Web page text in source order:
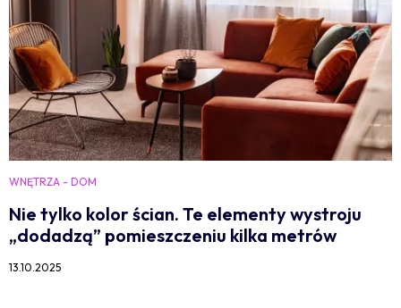
WNĘTRZA - DOM
Nie tylko kolor ścian. Te elementy wystroju
„dodadzą” pomieszczeniu kilka metrów
13.10.2025